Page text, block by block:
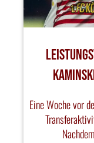
Eine Woche vor